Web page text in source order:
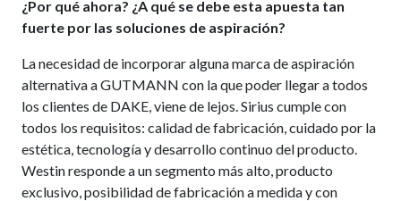
¿Por qué ahora? ¿A qué se debe esta apuesta tan
fuerte por las soluciones de aspiración?
La necesidad de incorporar alguna marca de aspiración
alternativa a GUTMANN con la que poder llegar a todos
los clientes de DAKE, viene de lejos. Sirius cumple con
todos los requisitos: calidad de fabricación, cuidado por la
estética, tecnología y desarrollo continuo del producto.
Westin responde a un segmento más alto, producto
exclusivo, posibilidad de fabricación a medida y con